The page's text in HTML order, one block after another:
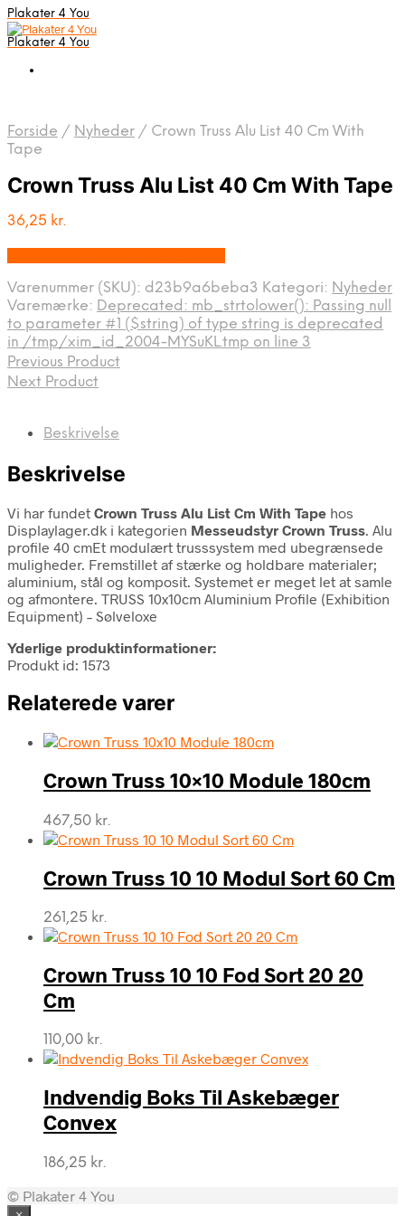
Plakater 4 You
Plakater 4 You
Forside / Nyheder / Crown Truss Alu List 40 Cm With
Tape
Crown Truss Alu List 40 Cm With Tape
36,25 kr.
Varenummer (SKU): d23b9a6beba3 Kategori: Nyheder
Varemærke: Deprecated: mb_strtolower(): Passing null
to parameter #1 ($string) of type string is deprecated
in /tmp/xim_id_2004-MYSuKL.tmp on line 3
Previous Product
Next Product
Beskrivelse
Beskrivelse
Vi har fundet Crown Truss Alu List Cm With Tape hos
Displaylager.dk i kategorien Messeudstyr Crown Truss. Alu
profile 40 cmEt modulært trusssystem med ubegrænsede
muligheder. Fremstillet af stærke og holdbare materialer;
aluminium, stål og komposit. Systemet er meget let at samle
og afmontere. TRUSS 10x10cm Aluminium Profile (Exhibition
Equipment) – Sølveloxe
Yderlige produktinformationer:
Produkt id: 1573
Relaterede varer
Crown Truss 10×10 Module 180cm
467,50 kr.
Crown Truss 10 10 Modul Sort 60 Cm
261,25 kr.
Crown Truss 10 10 Fod Sort 20 20
Cm
110,00 kr.
Indvendig Boks Til Askebæger
Convex
186,25 kr.
© Plakater 4 You